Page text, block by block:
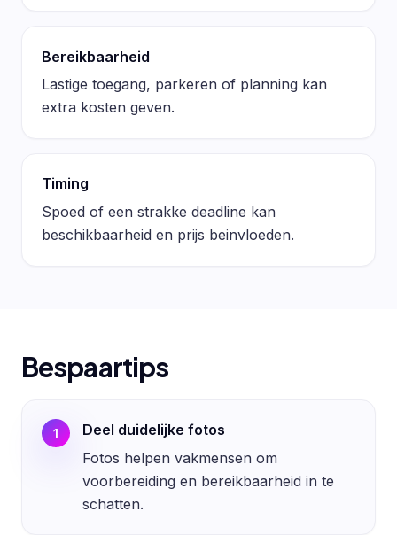
Bereikbaarheid
Lastige toegang, parkeren of planning kan
extra kosten geven.
Timing
Spoed of een strakke deadline kan
beschikbaarheid en prijs beinvloeden.
Bespaartips
1
Deel duidelijke fotos
Fotos helpen vakmensen om
voorbereiding en bereikbaarheid in te
schatten.